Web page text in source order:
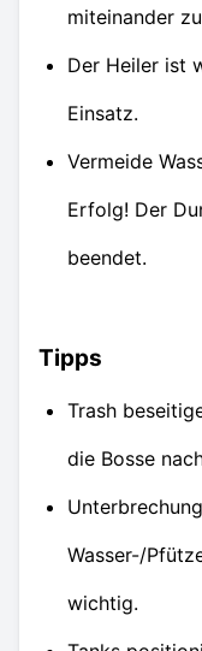
miteinander
Der Heiler ist
Einsatz.
Vermeide
Erfolg! Der
beendet.
Tipps
Trash
die Bosse
Wasser-/
wichtig.